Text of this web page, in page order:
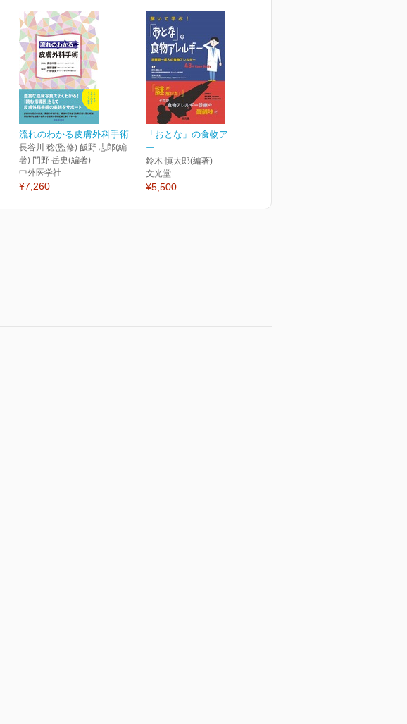
流れのわかる皮膚外科手術
長谷川 稔(監修) 飯野 志郎(編
著) 門野 岳史(編著)
中外医学社
¥7,260
「おとな」の食物アレルギ
ー
鈴木 慎太郎(編著)
文光堂
¥5,500